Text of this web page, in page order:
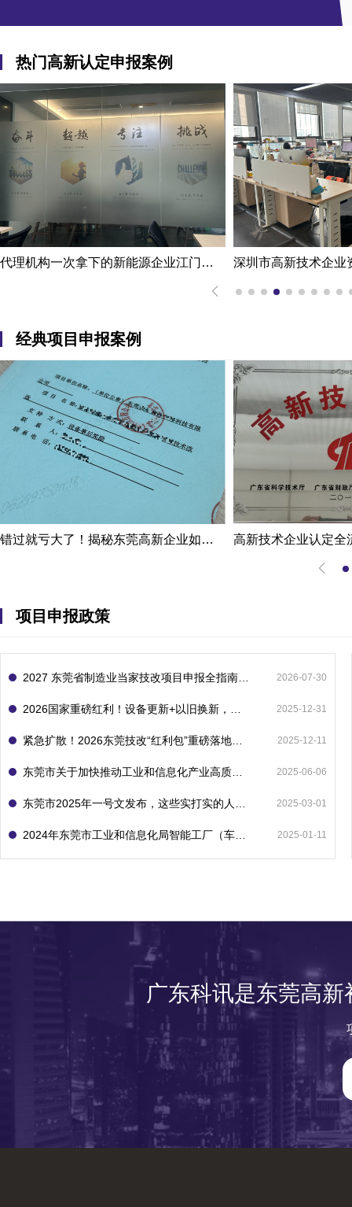
热门高新认定申报案例
深圳市高新技术企业资质认定案例|熟练掌握国家高新企业资质认定
经典项目申报案例
错过就亏大了！揭秘东莞高新企业如何轻松拿下省级技术改造项目300万补贴
项目申报政策
2026-07-30
2025-12-31
2025-12-11
2025-06-06
2025-03-01
2025-01-11
广东科讯是东莞高